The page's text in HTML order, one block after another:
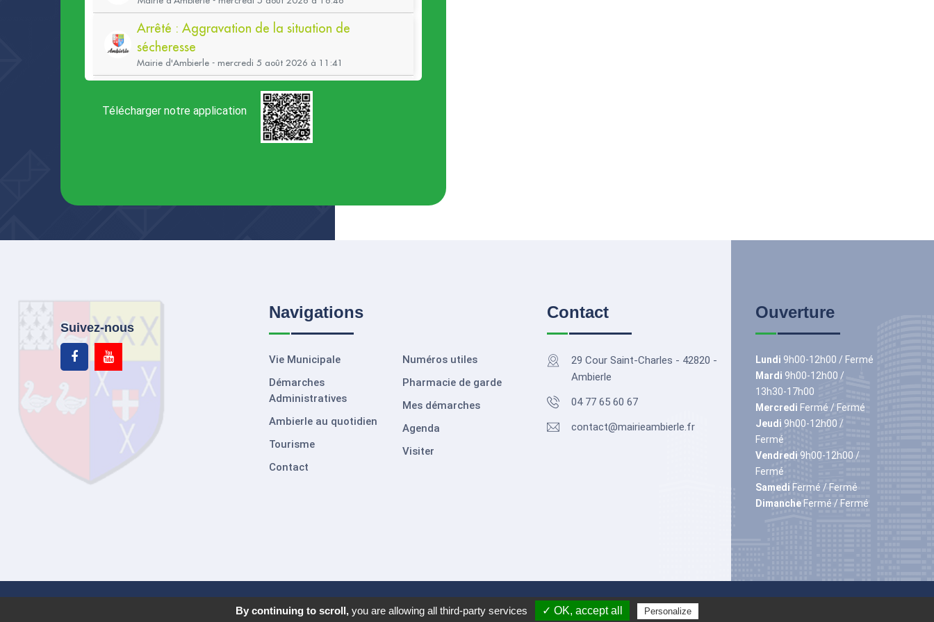
Télécharger notre application
Suivez-nous
Navigations
Vie Municipale
Démarches
Administratives
Ambierle au quotidien
Tourisme
Contact
Numéros utiles
Pharmacie de garde
Mes démarches
Agenda
Visiter
Contact
29 Cour Saint-Charles - 42820 -
Ambierle
04 77 65 60 67
contact@mairieambierle.fr
Ouverture
Lundi 9h00-12h00 / Fermé
Mardi 9h00-12h00 /
13h30-17h00
Mercredi Fermé / Fermé
Jeudi 9h00-12h00 /
Fermé
Vendredi 9h00-12h00 /
Fermé
Samedi Fermé / Fermé
Dimanche Fermé / Fermé
@ Mentions légales
By continuing to scroll,you are allowing all third-party services ✓ OK, accept all Personalize